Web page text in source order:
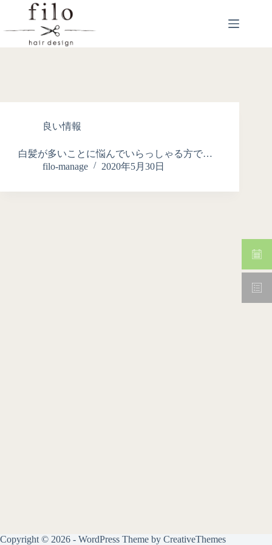
良い情報
白髪が多いことに悩んでいらっしゃる方で…
filo-manage
2020年5月30日
Copyright © 2026 - WordPress Theme by CreativeThemes